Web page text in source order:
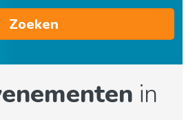
Zoeken
in